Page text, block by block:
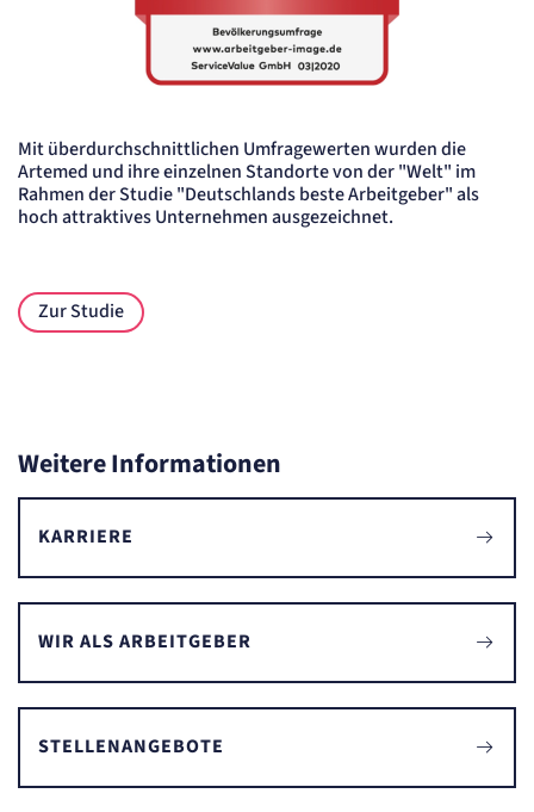
Mit überdurchschnittlichen Umfragewerten wurden die
Artemed und ihre einzelnen Standorte von der "Welt" im
Rahmen der Studie "Deutschlands beste Arbeitgeber" als
hoch attraktives Unternehmen ausgezeichnet.
Zur Studie
Weitere Informationen
KARRIERE
WIR ALS ARBEITGEBER
STELLENANGEBOTE